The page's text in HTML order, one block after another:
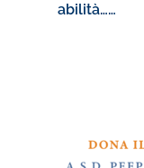
abilità……